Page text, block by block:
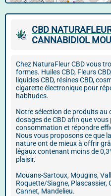
CBD
CANNABIDIOL
Chez NaturaFleur CBD vous
formes. Huiles CBD, Fleurs
liquides CBD, résines CBD,
cigarette électronique pour
habitudes.
Notre sélection de produits
dosages de CBD afin que
consommation et répondre
Nous vous proposons ce que
nature ont de mieux à offrir
légaux contenant moins de
plaisir.
Mouans-Sartoux, Mougins,
Roquette/Siagne, Plascassier,
Cannet, Mandelieu.